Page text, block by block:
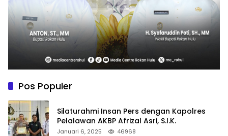
Pos Populer
Silaturahmi Insan Pers dengan Kapolres
Pelalawan AKBP Afrizal Asri, S.I.K.
Januari 6, 2025 46968